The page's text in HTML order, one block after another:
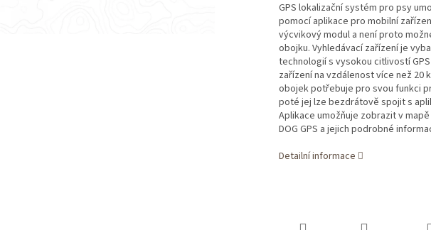
GPS lokalizační systém pro psy
pomocí aplikace pro mobilní
výcvikový modul a není proto
obojku. Vyhledávací zařízení je
technologií s vysokou citlivostí
zařízení na vzdálenost více než 20
obojek potřebuje pro svou funkci
poté jej lze bezdrátově spojit s
Aplikace umožňuje zobrazit v
DOG GPS a jejich podrobné
Detailní informace